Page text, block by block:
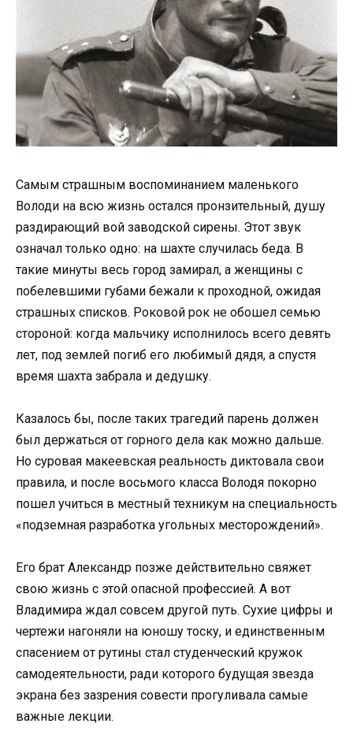
Самым страшным воспоминанием маленького
Володи на всю жизнь остался пронзительный, душу
раздирающий вой заводской сирены. Этот звук
означал только одно: на шахте случилась беда. В
такие минуты весь город замирал, а женщины с
побелевшими губами бежали к проходной, ожидая
страшных списков. Роковой рок не обошел семью
стороной: когда мальчику исполнилось всего девять
лет, под землей погиб его любимый дядя, а спустя
время шахта забрала и дедушку.
Казалось бы, после таких трагедий парень должен
был держаться от горного дела как можно дальше.
Но суровая макеевская реальность диктовала свои
правила, и после восьмого класса Володя покорно
пошел учиться в местный техникум на специальность
«подземная разработка угольных месторождений».
Его брат Александр позже действительно свяжет
свою жизнь с этой опасной профессией. А вот
Владимира ждал совсем другой путь. Сухие цифры и
чертежи нагоняли на юношу тоску, и единственным
спасением от рутины стал студенческий кружок
самодеятельности, ради которого будущая звезда
экрана без зазрения совести прогуливала самые
важные лекции.